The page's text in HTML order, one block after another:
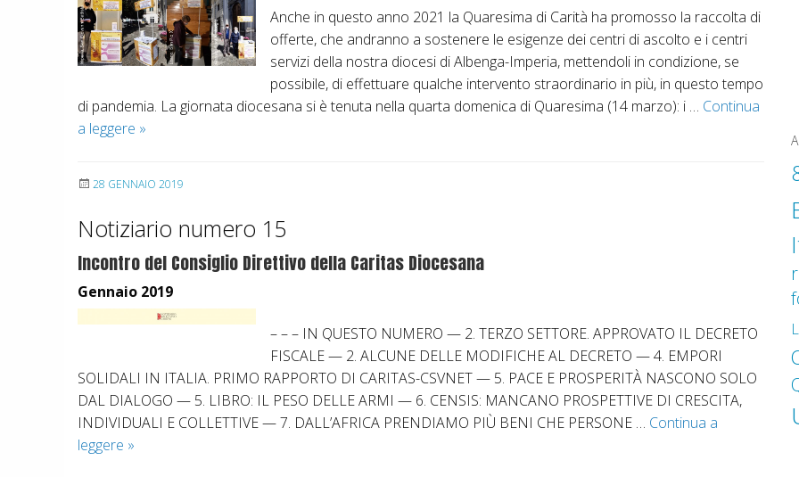
r
t
a
n
z
a
f
z
i
o
Anche in questo anno 2021 la Quaresima di Carità ha promosso la raccolta di
offerte, che andranno a sostenere le esigenze dei centri di ascolto e i centri
servizi della nostra diocesi di Albenga-Imperia, mettendoli in condizione, se
possibile, di effettuare qualche intervento straordinario in più, in questo tempo
di pandemia. La giornata diocesana si è tenuta nella quarta domenica di Quaresima (14 marzo): i … Continua
a leggere B
e
t
t
i
p
o
m
o
»
28 GENNAIO 2019
Notiziario numero 15
Incontro del Consiglio Direttivo della Caritas Diocesana
Gennaio 2019
– – – IN QUESTO NUMERO — 2. TERZO SETTORE. APPROVATO IL DECRETO
FISCALE — 2. ALCUNE DELLE MODIFICHE AL DECRETO — 4. EMPORI
SOLIDALI IN ITALIA. PRIMO RAPPORTO DI CARITAS-CSVNET — 5. PACE E PROSPERITÀ NASCONO SOLO
DAL DIALOGO — 5. LIBRO: IL PESO DELLE ARMI — 6. CENSIS: MANCANO PROSPETTIVE DI CRESCITA,
INDIVIDUALI E COLLETTIVE — 7. DALL’AFRICA PRENDIAMO PIÙ BENI CHE PERSONE … Continua a
leggere I»